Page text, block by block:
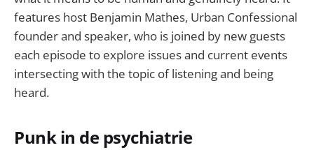
features host Benjamin Mathes, Urban Confessional
founder and speaker, who is joined by new guests
each episode to explore issues and current events
intersecting with the topic of listening and being
heard.
Punk in de psychiatrie